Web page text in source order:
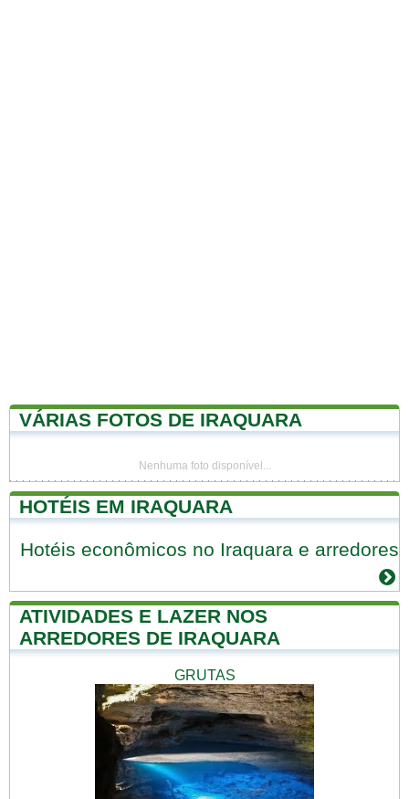
VÁRIAS FOTOS DE IRAQUARA
Nenhuma foto disponível...
HOTÉIS EM IRAQUARA
Hotéis econômicos no Iraquara e arredores
ATIVIDADES E LAZER NOS
ARREDORES DE IRAQUARA
GRUTAS